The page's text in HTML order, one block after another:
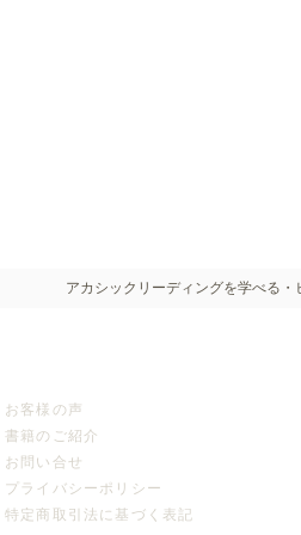
アカシックリーディングを学べる
お客様の声
書籍のご紹介
お問い合せ
プライバシーポリシー
特定商取引法に基づく表記